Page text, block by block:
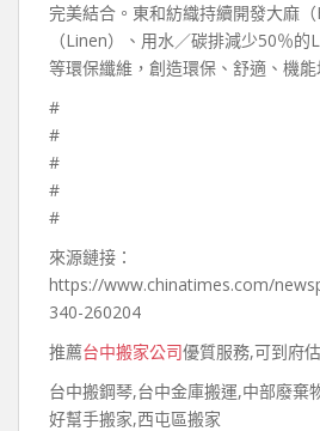
完美結合。東和紡織持續開發大麻
（Linen）、用水／碳排減少50％的
等環保纖維，創造環保、舒適、機能
#
#
#
#
#
來源鏈接：
https://www.chinatimes.com/
340-260204
推薦台中搬家公司優質服務,可到府
台中搬鋼琴,台中金庫搬運,中部廢棄
好幫手搬家,西屯區搬家